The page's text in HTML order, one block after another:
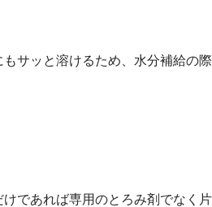
サッと溶けるため、水分補給の際
であれば専用のとろみ剤でなく片